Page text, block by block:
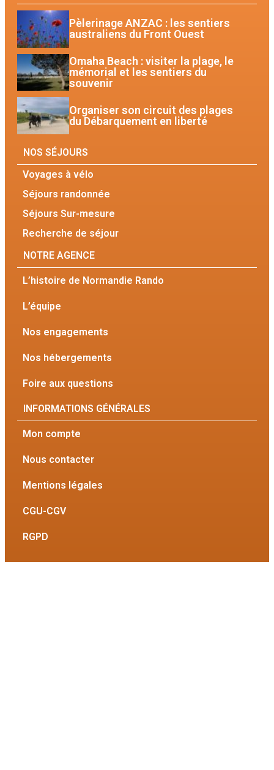
Pèlerinage ANZAC : les sentiers
australiens du Front Ouest
Omaha Beach : visiter la plage, le
mémorial et les sentiers du
souvenir
Organiser son circuit des plages
du Débarquement en liberté
NOS SÉJOURS
Voyages à vélo
Séjours randonnée
Séjours Sur-mesure
Recherche de séjour
NOTRE AGENCE
L’histoire de Normandie Rando
L’équipe
Nos engagements
Nos hébergements
Foire aux questions
INFORMATIONS GÉNÉRALES
Mon compte
Nous contacter
Mentions légales
CGU-CGV
RGPD